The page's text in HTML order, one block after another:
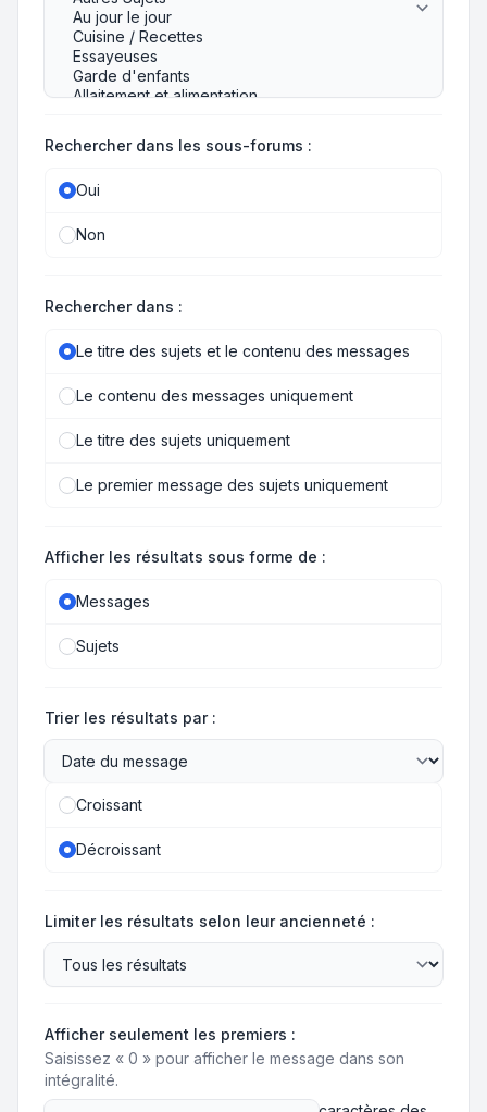
Rechercher dans les sous-forums :
Oui
Non
Rechercher dans :
Le titre des sujets et le contenu des messages
Le contenu des messages uniquement
Le titre des sujets uniquement
Le premier message des sujets uniquement
Afficher les résultats sous forme de :
Messages
Sujets
Trier les résultats par :
Croissant
Décroissant
Limiter les résultats selon leur ancienneté :
Afficher seulement les premiers :
Saisissez « 0 » pour afficher le message dans son
intégralité.